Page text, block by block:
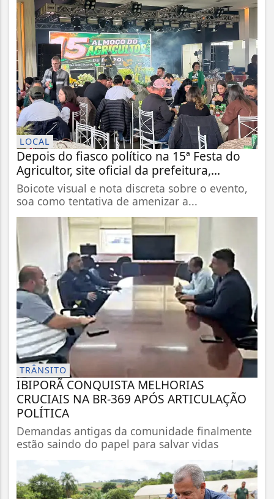
LOCAL
Depois do fiasco político na 15ª Festa do
Agricultor, site oficial da prefeitura,...
Boicote visual e nota discreta sobre o evento,
soa como tentativa de amenizar a...
TRÂNSITO
IBIPORÃ CONQUISTA MELHORIAS
CRUCIAIS NA BR-369 APÓS ARTICULAÇÃO
POLÍTICA
Demandas antigas da comunidade finalmente
estão saindo do papel para salvar vidas